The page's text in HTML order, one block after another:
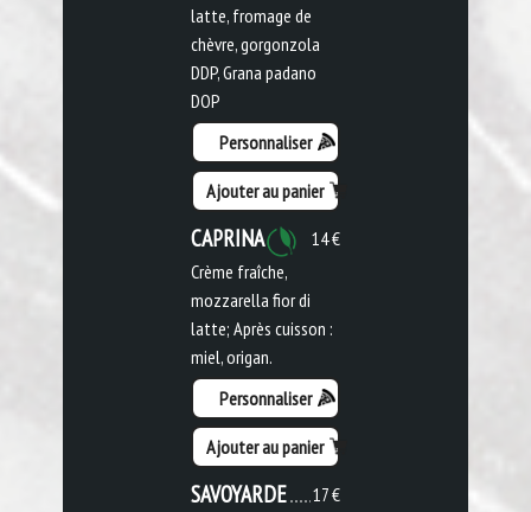
latte, fromage de
chèvre, gorgonzola
DDP, Grana padano
DOP
Personnaliser
Ajouter au panier
14 €
CAPRINA
Crème fraîche,
mozzarella fior di
latte; Après cuisson :
miel, origan.
Personnaliser
Ajouter au panier
17 €
SAVOYARDE